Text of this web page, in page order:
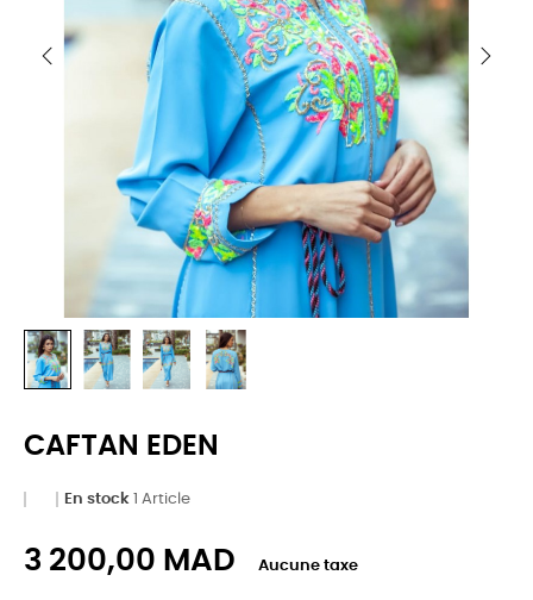
CAFTAN EDEN
En stock 1 Article
3 200,00 MAD Aucune taxe